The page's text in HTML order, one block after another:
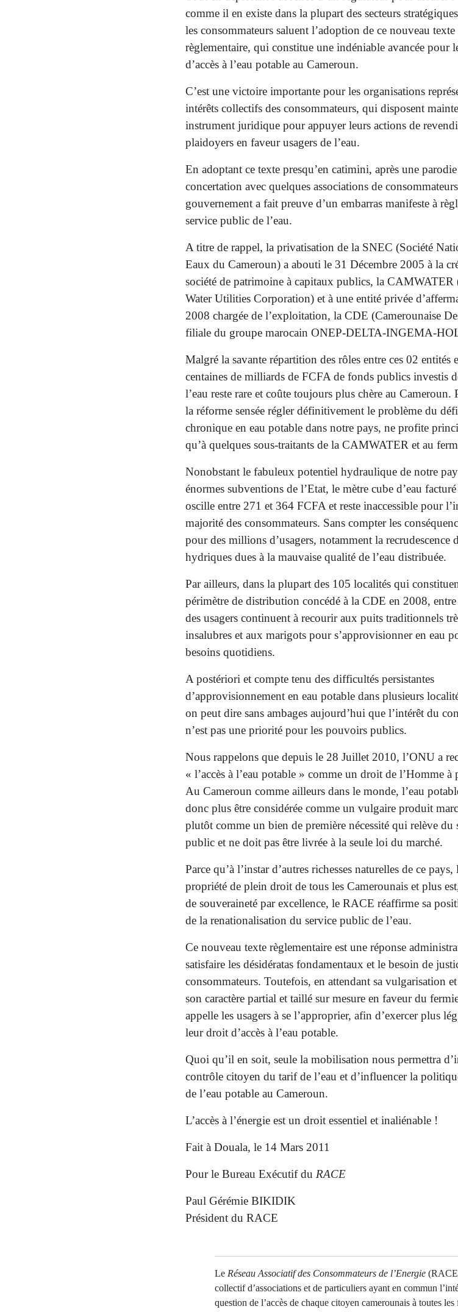
comme il en existe dans la plupart des secteurs
les consommateurs saluent l’adoption de ce nouveau texte
règlementaire, qui constitue une indéniable avancée pour
d’accès à l’eau potable au Cameroun.
C’est une victoire importante pour les organisations
intérêts collectifs des consommateurs, qui disposent
instrument juridique pour appuyer leurs actions de
plaidoyers en faveur usagers de l’eau.
En adoptant ce texte presqu’en catimini, après une
concertation avec quelques associations de
gouvernement a fait preuve d’un embarras manifeste à
service public de l’eau.
A titre de rappel, la privatisation de la SNEC (Société
Eaux du Cameroun) a abouti le 31 Décembre 2005 à la
société de patrimoine à capitaux publics, la CAMWATER
Water Utilities Corporation) et à une entité privée
2008 chargée de l’exploitation, la CDE (Camerounaise
filiale du groupe marocain ONEP-DELTA-INGEMA-
Malgré la savante répartition des rôles entre ces 02 entités
centaines de milliards de FCFA de fonds publics investis
l’eau reste rare et coûte toujours plus chère au Cameroun.
la réforme sensée régler définitivement le problème du
chronique en eau potable dans notre pays, ne profite
qu’à quelques sous-traitants de la CAMWATER et au
Nonobstant le fabuleux potentiel hydraulique de notre
énormes subventions de l’Etat, le mètre cube d’eau
oscille entre 271 et 364 FCFA et reste inaccessible pour
majorité des consommateurs. Sans compter les
pour des millions d’usagers, notamment la recrudescence
hydriques dues à la mauvaise qualité de l’eau distribuée.
Par ailleurs, dans la plupart des 105 localités qui
périmètre de distribution concédé à la CDE en 2008,
des usagers continuent à recourir aux puits traditionnels
insalubres et aux marigots pour s’approvisionner en eau
besoins quotidiens.
A postériori et compte tenu des difficultés persistantes
d’approvisionnement en eau potable dans plusieurs
on peut dire sans ambages aujourd’hui que l’intérêt du
n’est pas une priorité pour les pouvoirs publics.
Nous rappelons que depuis le 28 Juillet 2010, l’ONU a
« l’accès à l’eau potable » comme un droit de l’Homme à
Au Cameroun comme ailleurs dans le monde, l’eau
donc plus être considérée comme un vulgaire produit
plutôt comme un bien de première nécessité qui relève du
public et ne doit pas être livrée à la seule loi du marché.
Parce qu’à l’instar d’autres richesses naturelles de ce pays,
propriété de plein droit de tous les Camerounais et plus
de souveraineté par excellence, le RACE réaffirme sa
de la renationalisation du service public de l’eau.
Ce nouveau texte règlementaire est une réponse
satisfaire les désidératas fondamentaux et le besoin de
consommateurs. Toutefois, en attendant sa vulgarisation
son caractère partial et taillé sur mesure en faveur du
appelle les usagers à se l’approprier, afin d’exercer plus
leur droit d’accès à l’eau potable.
Quoi qu’il en soit, seule la mobilisation nous permettra
contrôle citoyen du tarif de l’eau et d’influencer la
de l’eau potable au Cameroun.
L’accès à l’énergie est un droit essentiel et inaliénable !
Fait à Douala, le 14 Mars 2011
Pour le Bureau Exécutif du RACE
Paul Gérémie BIKIDIK
Président du RACE
Le Réseau Associatif des Consommateurs de l’Energie
collectif d’associations et de particuliers ayant en commun
question de l’accès de chaque citoyen camerounais à toutes les